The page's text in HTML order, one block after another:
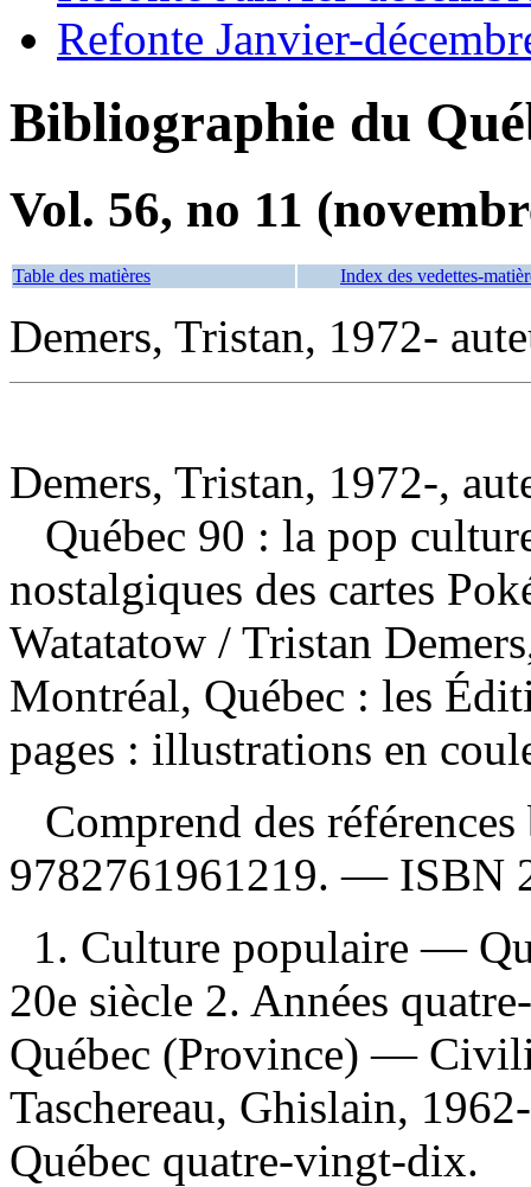
Refonte Janvier-
Bibliographie du
Vol. 56, no 11
Table des matières Index des vedettes-
Demers, Tristan, 1972-
Demers, Tristan, 1972-,
Québec 90 : la pop
nostalgiques des cartes
Watatatow / Tristan
Montréal, Québec : les
pages : illustrations en
Comprend des
9782761961219. — ISBN
1. Culture populaire —
20e siècle 2. Années
Québec (Province) —
Taschereau, Ghislain,
Québec quatre-vingt-dix.